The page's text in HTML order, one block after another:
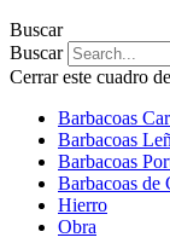
Buscar
Buscar
Cerrar este cuadro
Barbacoas
Barbacoas
Barbacoas
Barbacoas de
Hierro
Obra